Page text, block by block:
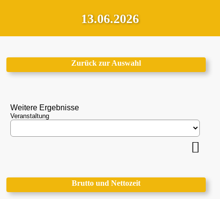
13.06.2026
Zurück zur Auswahl
Weitere Ergebnisse
Veranstaltung
Brutto und Nettozeit